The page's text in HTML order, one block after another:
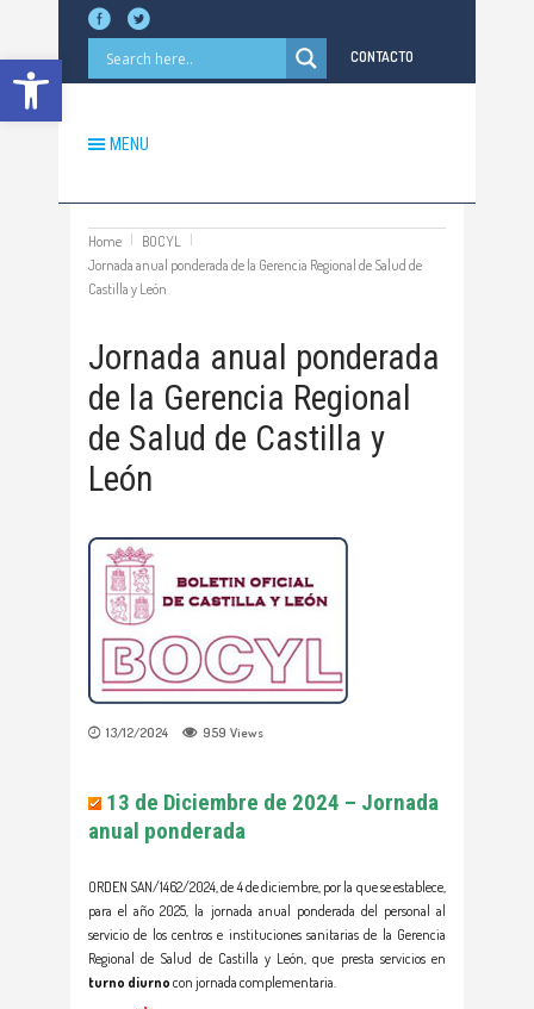
Abrir barra de herramientas CONTACTO
MENU
Home
BOCYL
Jornada anual ponderada de la Gerencia Regional de Salud de
Castilla y León
Jornada anual ponderada
de la Gerencia Regional
de Salud de Castilla y
León
13/12/2024 959 Views
13 de Diciembre de 2024 – Jornada
anual ponderada
ORDEN SAN/1462/2024, de 4 de diciembre, por la que se establece,
para el año 2025, la jornada anual ponderada del personal al
servicio de los centros e instituciones sanitarias de la Gerencia
Regional de Salud de Castilla y León, que presta servicios en
turno diurno con jornada complementaria.